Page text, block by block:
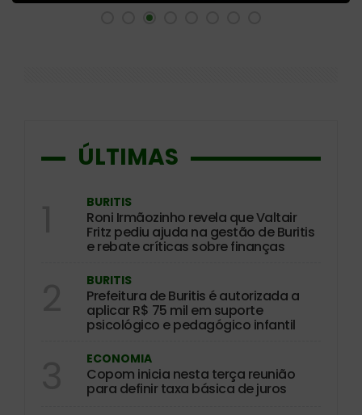
ÚLTIMAS
BURITIS
Roni Irmãozinho revela que Valtair
Fritz pediu ajuda na gestão de Buritis
e rebate críticas sobre finanças
BURITIS
Prefeitura de Buritis é autorizada a
aplicar R$ 75 mil em suporte
psicológico e pedagógico infantil
ECONOMIA
Copom inicia nesta terça reunião
para definir taxa básica de juros